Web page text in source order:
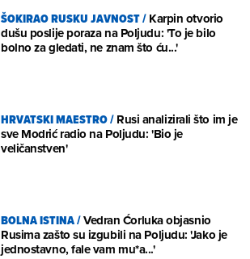
ŠOKIRAO RUSKU JAVNOST/Karpin otvorio
dušu poslije poraza na Poljudu: 'To je bilo
bolno za gledati, ne znam što ću...'
HRVATSKI MAESTRO/Rusi analizirali što im je
sve Modrić radio na Poljudu: 'Bio je
veličanstven'
BOLNA ISTINA/Vedran Ćorluka objasnio
Rusima zašto su izgubili na Poljudu: 'Jako je
jednostavno, fale vam mu*a...'